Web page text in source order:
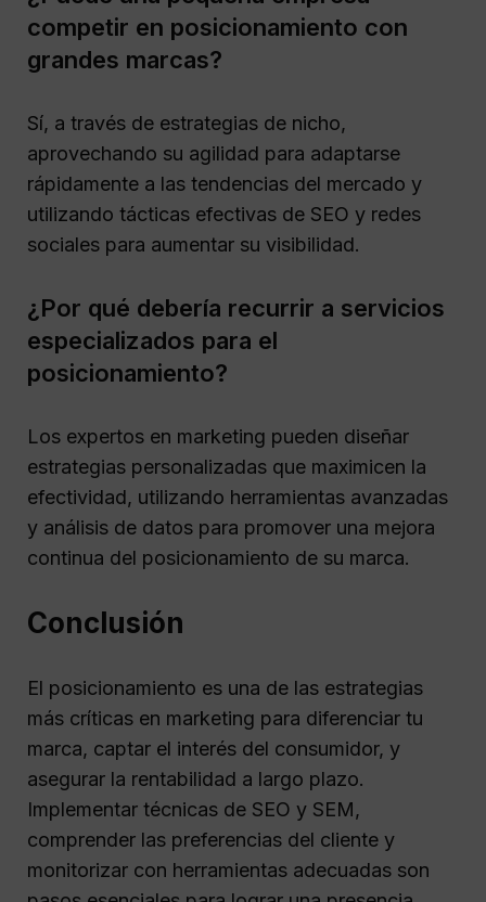
competir en posicionamiento con
grandes marcas?
Sí, a través de estrategias de nicho,
aprovechando su agilidad para adaptarse
rápidamente a las tendencias del mercado y
utilizando tácticas efectivas de SEO y redes
sociales para aumentar su visibilidad.
¿Por qué debería recurrir a servicios
especializados para el
posicionamiento?
Los expertos en marketing pueden diseñar
estrategias personalizadas que maximicen la
efectividad, utilizando herramientas avanzadas
y análisis de datos para promover una mejora
continua del posicionamiento de su marca.
Conclusión
El posicionamiento es una de las estrategias
más críticas en marketing para diferenciar tu
marca, captar el interés del consumidor, y
asegurar la rentabilidad a largo plazo.
Implementar técnicas de SEO y SEM,
comprender las preferencias del cliente y
monitorizar con herramientas adecuadas son